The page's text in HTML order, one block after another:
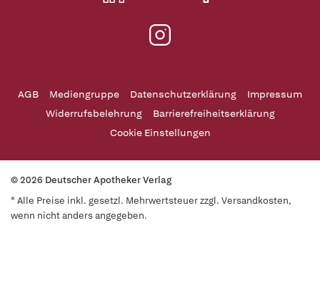
AGB Mediengruppe Datenschutzerklärung
Impressum
Widerrufsbelehrung
Barrierefreiheitserklärung
Cookie Einstellungen
© 2026 Deutscher Apotheker Verlag
* Alle Preise inkl. gesetzl. Mehrwertsteuer zzgl. Versandkosten,
wenn nicht anders angegeben.